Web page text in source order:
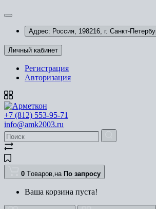
Адрес: Россия, 198216, г. Санкт-
Личный кабинет
Регистрация
Авторизация
+7 (812) 553-95-71
info@amk2003.ru
0 Tоваров,на По запросу
Ваша корзина пуста!